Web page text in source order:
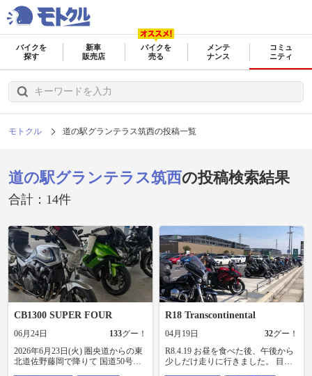
バイクを
探す
新車
販売店
バイクを
売る
メンテ
ナンス
コミュ
ニティ
モトクル 道の駅グランテラス筑西の投稿一覧
道の駅グランテラス筑西の投稿検索結果
合計：14件
CB1300 SUPER FOUR
06月24日 133グー！
2026年6月23日(火) 圏央道からの東
北道佐野藤岡で降りて 国道50号の
R18 Transcontinental
04月19日 32グー！
R8.4.19 お昼を食べた後、午後から
少しだけ走りに行きました。 目標